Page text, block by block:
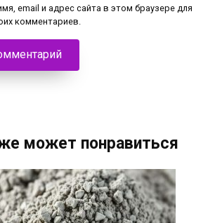
email и адрес сайта в этом браузере для
комментариев.
может понравиться